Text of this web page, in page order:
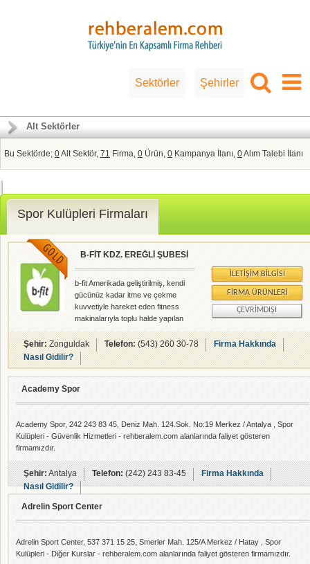
Sektörler Şehirler
Alt Sektörler
Bu Sektörde; 0Alt Sektör, 71 Firma, 0 Ürün, 0 Kampanya İlanı, 0Alım Talebi İlanı
Spor Kulüpleri Firmaları
B-FİT KDZ. EREĞLİ ŞUBESİ
b-fit Amerikada geliştirilmiş, kendi
gücünüz kadar itme ve çekme
kuvvetiyle hareket eden fitness
makinalarıyla toplu halde yapılan
özel bir spor programıdır. Tüm
dünyada uygulanan ve istasyon
sistemi (circuit training) adı verilen
bu spor programının amacı belli
aralıklarla aerobik ve aletli
çalışmaları birleştirmektir. 30
DAKİKALIK bu egzersiz
itibaren b-fit sisteminin etkinliğini
daha kolaylıkla fark edecek ancak
etmeyeceksiniz.
İLETIŞIM BILGISI
FIRMA ÜRÜNLERI
ÇEVRIMDIŞI
Şehir:Zonguldak Telefon:(543) 260 30-78
Firma Hakkında
Nasıl Gidilir?
Academy Spor
Academy Spor, 242 243 83 45, Deniz Mah. 124.Sok. No:19 Merkez / Antalya , Spor
Kulüpleri - Güvenlik Hizmetleri - rehberalem.com alanlarında faliyet gösteren
firmamızdır.
Şehir:Antalya Telefon:(242) 243 83-45
Firma Hakkında
Nasıl Gidilir?
Adrelin Sport Center
Adrelin Sport Center, 537 371 15 25, Smerler Mah. 125/A Merkez / Hatay , Spor
Kulüpleri - Diğer Kurslar - rehberalem.com alanlarında faliyet gösteren firmamızdır.